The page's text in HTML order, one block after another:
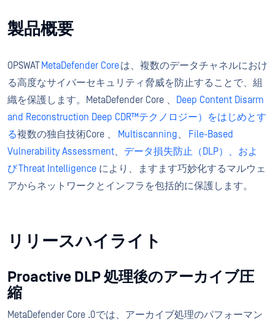
製品概要
OPSWAT MetaDefender Coreは、複数のデータチャネルにおけ
る高度なサイバーセキュリティ脅威を防止することで、組
織を保護します。MetaDefender Core 、
Deep Content Disarm
and Reconstruction Deep CDR™テクノロジー）をはじめとす
る複数の独自技術Core 、 Multiscanning、
File-Based
Vulnerability Assessment、 データ損失防止（DLP）、およ
びThreat Intelligence により、ますます巧妙化するマルウェ
アからネットワークとインフラを包括的に保護します。
リリースハイライト
Proactive DLP 処理後のアーカイブ圧
縮
MetaDefender Core .0では、アーカイブ処理のパフォーマン